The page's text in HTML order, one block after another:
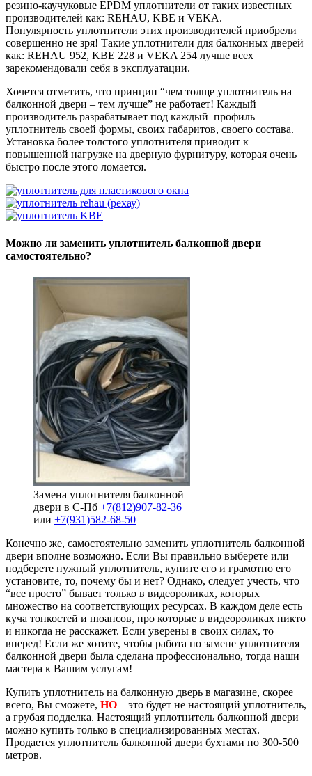
резино-каучуковые EPDM уплотнители от таких известных
производителей как: REHAU, KBE и VEKA.
Популярность уплотнители этих производителей приобрели
совершенно не зря! Такие уплотнители для балконных дверей
как: REHAU 952, KBE 228 и VEKA 254 лучше всех
зарекомендовали себя в эксплуатации.
Хочется отметить, что принцип “чем толще уплотнитель на
балконной двери – тем лучше” не работает! Каждый
производитель разрабатывает под каждый профиль
уплотнитель своей формы, своих габаритов, своего состава.
Установка более толстого уплотнителя приводит к
повышенной нагрузке на дверную фурнитуру, которая очень
быстро после этого ломается.
Можно ли заменить уплотнитель балконной двери
самостоятельно?
Замена уплотнителя балконной
двери в С-Пб +7(812)907-82-36
или +7(931)582-68-50
Конечно же, самостоятельно заменить уплотнитель балконной
двери вполне возможно. Если Вы правильно выберете или
подберете нужный уплотнитель, купите его и грамотно его
установите, то, почему бы и нет? Однако, следует учесть, что
“все просто” бывает только в видеороликах, которых
множество на соответствующих ресурсах. В каждом деле есть
куча тонкостей и нюансов, про которые в видеороликах никто
и никогда не расскажет. Если уверены в своих силах, то
вперед! Если же хотите, чтобы работа по замене уплотнителя
балконной двери была сделана профессионально, тогда наши
мастера к Вашим услугам!
Купить уплотнитель на балконную дверь в магазине, скорее
всего, Вы сможете, НО – это будет не настоящий уплотнитель,
а грубая подделка. Настоящий уплотнитель балконной двери
можно купить только в специализированных местах.
Продается уплотнитель балконной двери бухтами по 300-500
метров.